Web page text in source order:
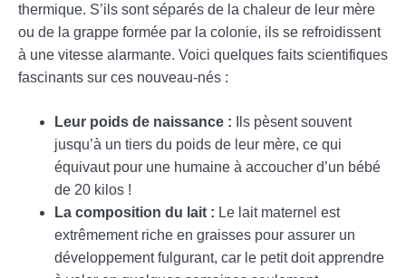
thermique. S’ils sont séparés de la chaleur de leur mère
ou de la grappe formée par la colonie, ils se refroidissent
à une vitesse alarmante. Voici quelques faits scientifiques
fascinants sur ces nouveau-nés :
Leur poids de naissance : Ils pèsent souvent
jusqu’à un tiers du poids de leur mère, ce qui
équivaut pour une humaine à accoucher d’un bébé
de 20 kilos !
La composition du lait : Le lait maternel est
extrêmement riche en graisses pour assurer un
développement fulgurant, car le petit doit apprendre